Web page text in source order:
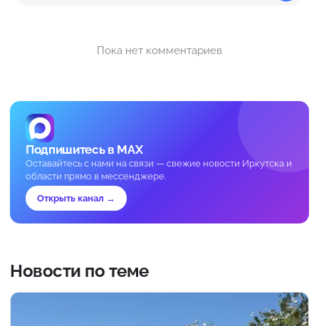
Пока нет комментариев
Подпишитесь в MAX
Оставайтесь с нами на связи — свежие новости Иркутска и
области прямо в мессенджере.
Открыть канал →
Новости по теме